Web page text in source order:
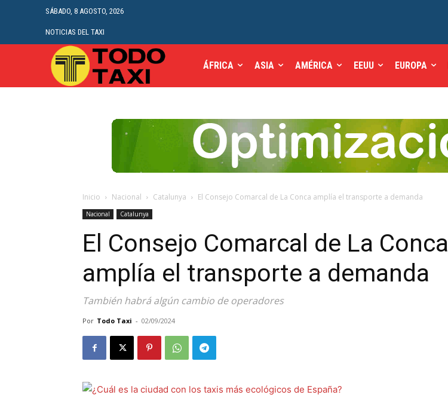
SÁBADO, 8 AGOSTO, 2026
NOTICIAS DEL TAXI
ÁFRICA ASIA AMÉRICA EEUU EUROPA
Inicio Nacional Catalunya El Consejo Comarcal de La Conca amplía el transporte a demanda
Nacional Catalunya
El Consejo Comarcal de La Conca
amplía el transporte a demanda
También habrá algún cambio de operadores
Por Todo Taxi - 02/09/2024